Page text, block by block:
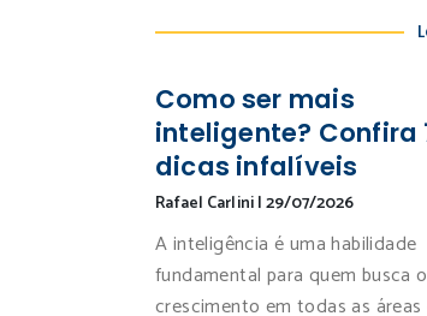
Como ser mais
inteligente? Confira
dicas infalíveis
Rafael Carlini|29/07/2026
A inteligência é uma habilidade
fundamental para quem busca o
crescimento em todas as áreas